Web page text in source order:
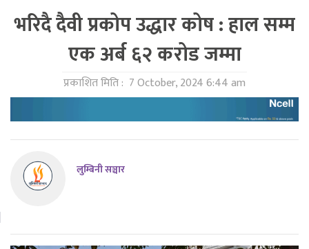
भरिदै दैवी प्रकोप उद्धार कोष : हाल सम्म
एक अर्ब ६२ करोड जम्मा
प्रकाशित मिति : 7 October, 2024 6:44 am
लुम्बिनी सञ्चार